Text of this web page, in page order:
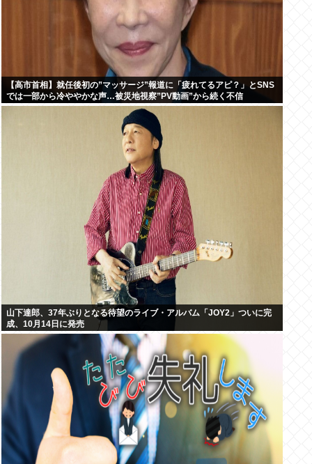
【高市首相】就任後初の”マッサージ”報道に「疲れてるアピ？」とSNS
では一部から冷ややかな声…被災地視察”PV動画”から続く不信
山下達郎、37年ぶりとなる待望のライブ・アルバム「JOY2」ついに完
成、10月14日に発売